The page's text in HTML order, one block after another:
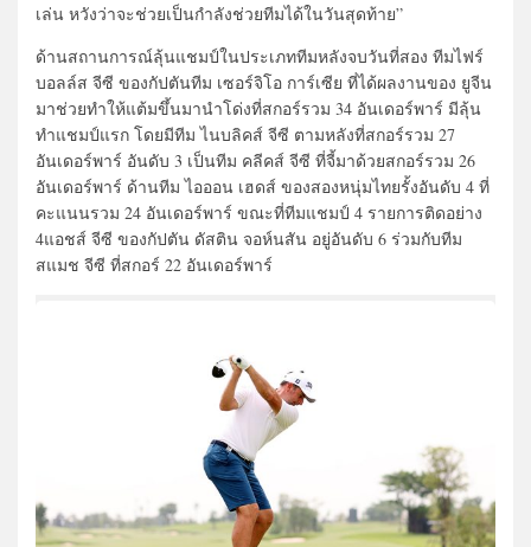
เล่น หวังว่าจะช่วยเป็นกำลังช่วยทีมได้ในวันสุดท้าย”
ด้านสถานการณ์ลุ้นแชมป์ในประเภททีมหลังจบวันที่สอง ทีมไฟร์
บอลล์ส จีซี ของกัปตันทีม เซอร์จิโอ การ์เซีย ที่ได้ผลงานของ ยูจีน
มาช่วยทำให้แต้มขึ้นมานำโด่งที่สกอร์รวม 34 อันเดอร์พาร์ มีลุ้น
ทำแชมป์แรก โดยมีทีม ไนบลิคส์ จีซี ตามหลังที่สกอร์รวม 27
อันเดอร์พาร์ อันดับ 3 เป็นทีม คลีคส์ จีซี ที่จี้มาด้วยสกอร์รวม 26
อันเดอร์พาร์ ด้านทีม ไอออน เฮดส์ ของสองหนุ่มไทยรั้งอันดับ 4 ที่
คะแนนรวม 24 อันเดอร์พาร์ ขณะที่ทีมแชมป์ 4 รายการติดอย่าง
4แอชส์ จีซี ของกัปตัน ดัสติน จอห์นสัน อยู่อันดับ 6 ร่วมกับทีม
สแมช จีซี ที่สกอร์ 22 อันเดอร์พาร์